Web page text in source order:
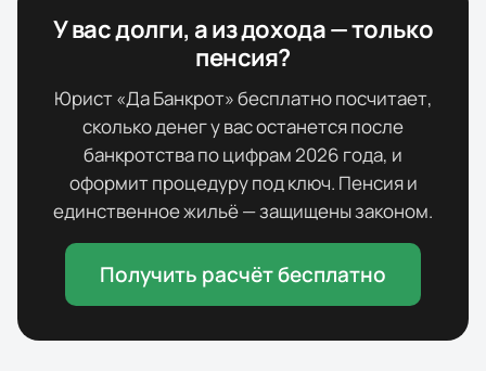
У вас долги, а из дохода — только
пенсия?
Юрист «Да Банкрот» бесплатно посчитает,
сколько денег у вас останется после
банкротства по цифрам2026 года, и
оформит процедуру под ключ. Пенсия и
единственное жильё — защищены законом.
Получить расчёт бесплатно